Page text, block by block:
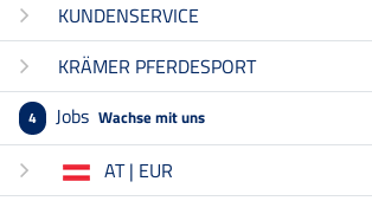
KUNDENSERVICE
KRÄMER PFERDESPORT
4 Jobs Wachse mit uns
AT | EUR